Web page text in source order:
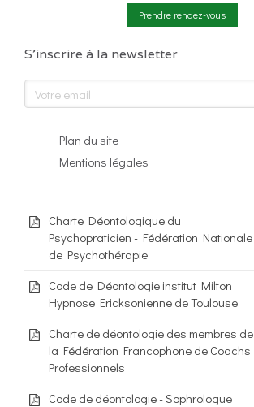
Prendre rendez-vous
S'inscrire à la newsletter
Votre email
Plan du site
Mentions légales
Charte Déontologique du
Psychopraticien - Fédération Nationale
de Psychothérapie
Code de Déontologie institut Milton
Hypnose Ericksonienne de Toulouse
Charte de déontologie des membres de
la Fédération Francophone de Coachs
Professionnels
Code de déontologie - Sophrologue